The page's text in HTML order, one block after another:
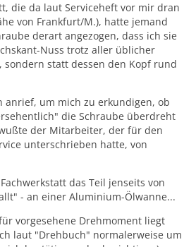
die da laut Serviceheft vor mir dran
von Frankfurt/M.), hatte jemand
derart angezogen, dass ich sie
Nuss trotz aller üblicher
sondern statt dessen den Kopf rund
anrief, um mich zu erkundigen, ob
die Schraube überdreht
der Mitarbeiter, der für den
unterschrieben hatte, von
das Teil jenseits von
- an einer Aluminium-Ölwanne...
vorgesehene Drehmoment liegt
laut "Drehbuch" normalerweise um